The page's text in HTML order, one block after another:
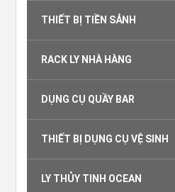
THIẾT BỊ TIỀN SẢNH
RACK LY NHÀ HÀNG
DỤNG CỤ QUẦY BAR
THIẾT BỊ DỤNG CỤ VỆ SINH
LY THỦY TINH OCEAN